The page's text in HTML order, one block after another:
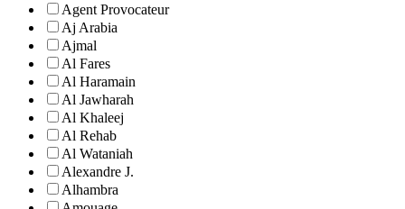
Agent Provocateur
Aj Arabia
Ajmal
Al Fares
Al Haramain
Al Jawharah
Al Khaleej
Al Rehab
Al Wataniah
Alexandre J.
Alhambra